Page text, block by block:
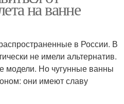
на ванне
в России. В
не имели альтернатив.
модели. Но чугунные ванны
они имеют славу